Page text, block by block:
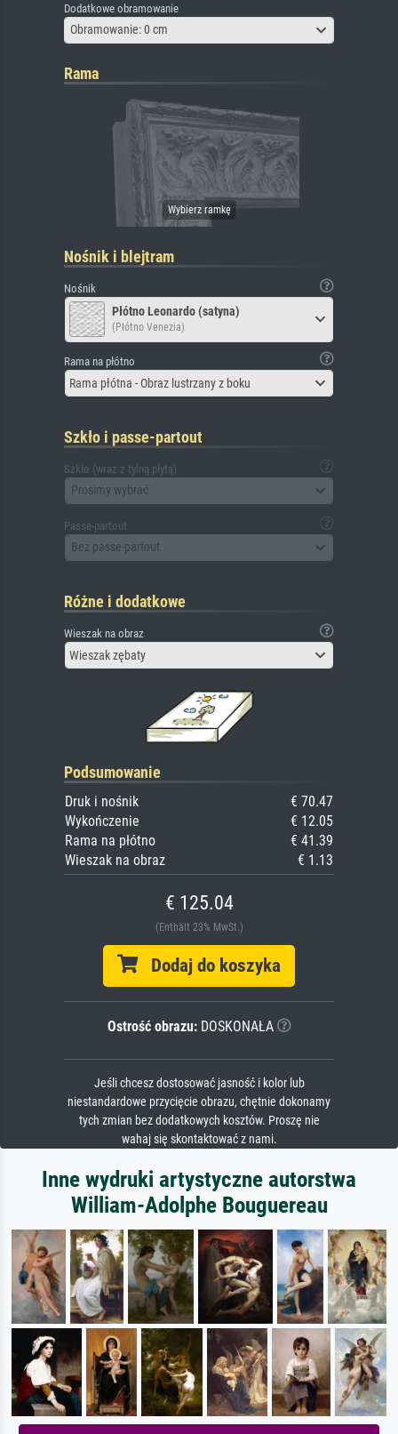
Dodatkowe obramowanie
Obramowanie: 0 cm
Rama
Nośnik i blejtram
Nośnik
Płótno Leonardo (satyna)
(Płótno Venezia)
Rama na płótno
Rama płótna - Obraz lustrzany z boku
Szkło i passe-partout
Szkło (wraz z tylną płytą)
Prosimy wybrać
Passe-partout
Bez passe-partout
Różne i dodatkowe
Wieszak na obraz
Wieszak zębaty
Podsumowanie
Druk i nośnik
€ 70.47
Wykończenie
€ 12.05
Rama na płótno
€ 41.39
Wieszak na obraz
€ 1.13
€ 125.04
(Enthält 23% MwSt.)
Dodaj do koszyka
Ostrość obrazu:DOSKONAŁA
Jeśli chcesz dostosować jasność i kolor lub
niestandardowe przycięcie obrazu, chętnie dokonamy
tych zmian bez dodatkowych kosztów. Proszę nie
wahaj się skontaktować z nami.
Inne wydruki artystyczne autorstwa
William-Adolphe Bouguereau